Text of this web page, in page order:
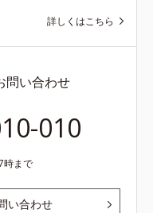
詳しくはこちら
問い合わせ
010
時まで
い合わせ